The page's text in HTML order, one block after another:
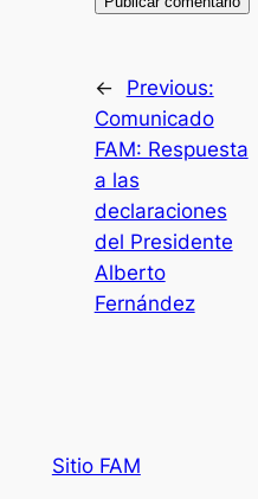
←
Previous:
Comunicado
FAM: Respuesta
a las
declaraciones
del Presidente
Alberto
Fernández
Sitio FAM